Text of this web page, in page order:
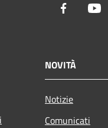
Facebook
NOVITÀ
Notizie
Comunicati